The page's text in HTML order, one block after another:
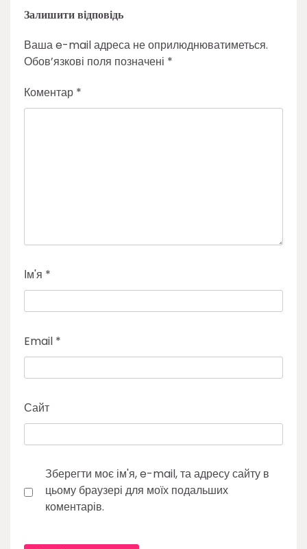
Залишити відповідь
Ваша e-mail адреса не оприлюднюватиметься.
Обов’язкові поля позначені *
Коментар *
Ім'я *
Email *
Сайт
Зберегти моє ім'я, e-mail, та адресу сайту в
цьому браузері для моїх подальших
коментарів.